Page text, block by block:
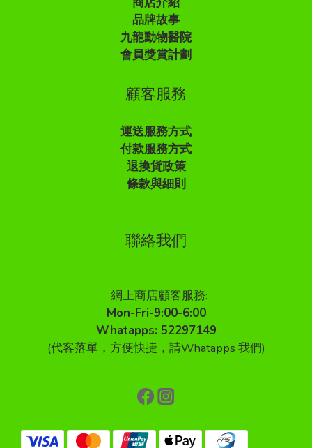
品牌故事
九龍動物醫院
會員獎賞計劃
顧客服務
運送服務方式
付款服務方式
退換貨政策
條款與細則
聯絡我們
網上商店顧客服務:
Mon-Fri-9:00-6:00
Whatapps: 52297149
(代客落單，方便快捷，請Whatapps 我們)